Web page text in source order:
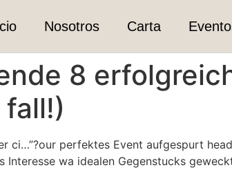
Nosotros Carta
8
ci…”?our perfektes Event aufgespurt
Interesse wa idealen Gegenstucks